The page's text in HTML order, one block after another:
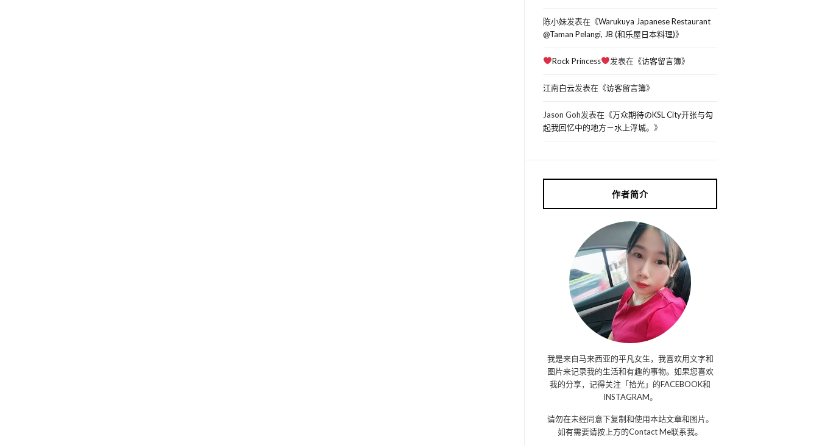
陈小妹发表在《Warukuya Japanese Restaurant
@Taman Pelangi, JB (和乐屋日本料理)》
Rock Princess 发表在《访客留言簿》
江南白云发表在《访客留言簿》
Jason Goh发表在《万众期待のKSL City开张与勾
起我回忆中的地方－水上浮城。》
作者简介
我是来自马来西亚的平凡女生，我喜欢用文字和
图片来记录我的生活和有趣的事物。如果您喜欢
我的分享，记得关注「拾光」的FACEBOOK和
INSTAGRAM。
请勿在未经同意下复制和使用本站文章和图片。
如有需要请按上方的Contact Me联系我。